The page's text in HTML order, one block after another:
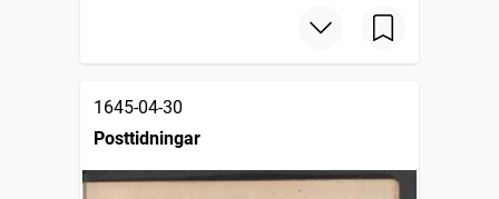
1645-04-30
Posttidningar